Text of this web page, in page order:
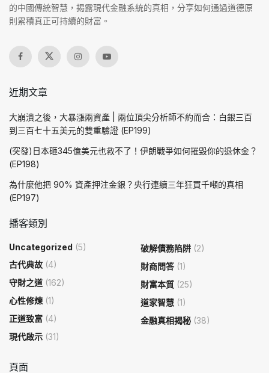
的中國傳統智慧，揭露現代金融系統的真相，分享如何通過道德原
則累積真正可持續的財富。
近期文章
大崩潰之後，大暴漲兩資產 | 兩位頂尖分析師不約而合：白銀三百
到三百七十五美元的雙重驗證 (EP199)
(突發)日本砸345億美元也救不了！伊朗戰爭如何摧毀你的退休金？
(EP198)
為什麼他把 90% 資產押注金銀？央行連續三年狂買千噸的真相
(EP197)
播客類別
Uncategorized (5)
古代典故 (4)
守財之道 (162)
心性修煉 (1)
正道致富 (4)
現代啟示 (31)
破解債務陷阱 (2)
財商問答(1)
財富本質 (25)
道家智慧 (1)
金融真相揭秘 (38)
頁面